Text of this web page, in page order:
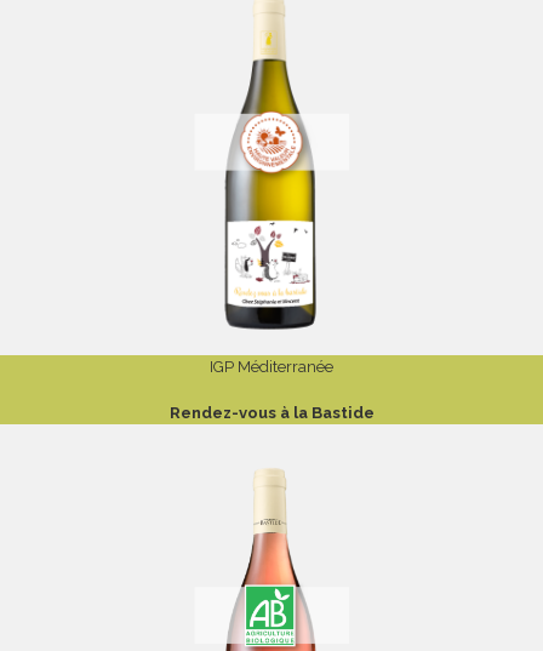
IGP Méditerranée
Rendez-vous à la Bastide